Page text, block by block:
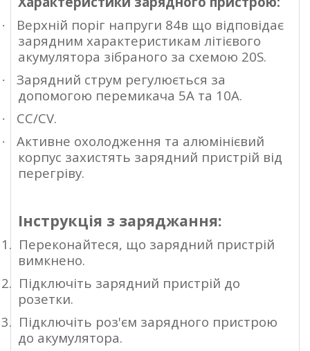
·
Верхній поріг напруги 84в що відповідає
зарядним характеристикам літієвого
акумулятора зібраного за схемою 20S.
·
Зарядний струм регулюється за
допомогою перемикача 5А та 1 0А.
· CC/CV.
·
Активне охолодження та алюмінієвий
корпус захистять зарядний пристрій від
перегріву.
Інструкція з заряджання:
1. Переконайтеся, що зарядний пристрій
вимкнено.
2. Підключіть зарядний пристрій до
розетки.
3. Підключіть роз'єм зарядного пристрою
до акумулятора.